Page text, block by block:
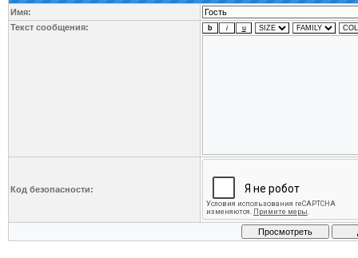
Имя:
Текст сообщения:
Код безопасности: